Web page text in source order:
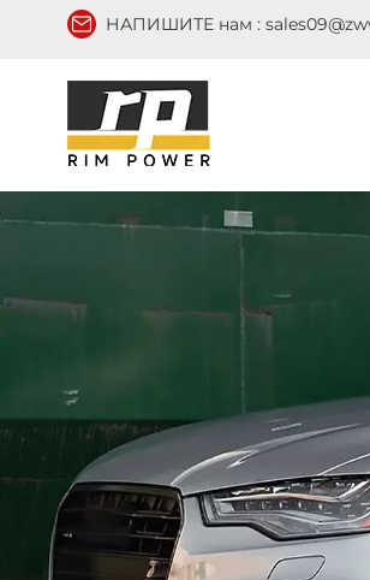
НАПИШИТЕ нам :